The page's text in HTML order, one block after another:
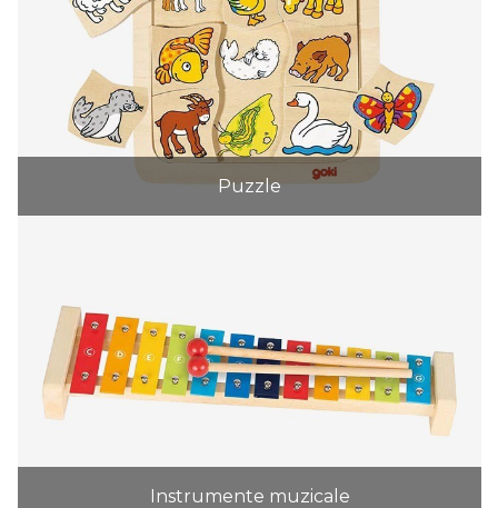
Puzzle
Instrumente muzicale